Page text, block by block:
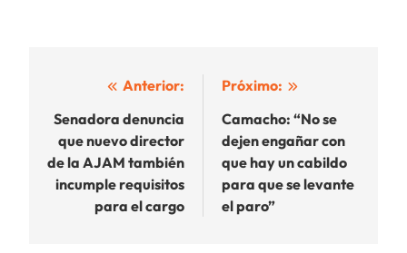
Navegación
de
entradas
Anterior:
Senadora denuncia
que nuevo director
de la AJAM también
incumple requisitos
para el cargo
Próximo:
Camacho: “No se
dejen engañar con
que hay un cabildo
para que se levante
el paro”